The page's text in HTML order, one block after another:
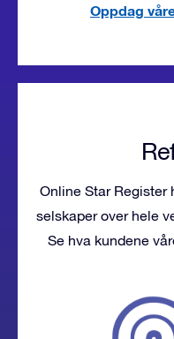
Oppdag
Online Star Register
selskaper over hele
Se hva kundene